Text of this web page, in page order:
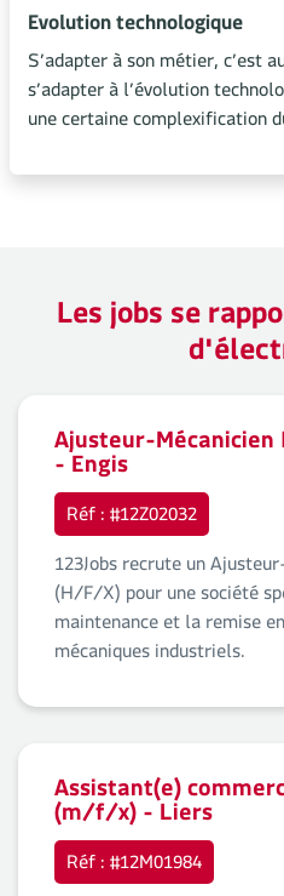
Evolution technologique
S’adapter à son métier, c’est
s’adapter à l’évolution
une certaine complexification
Les jobs se
Ajusteur-
- Engis
Réf : #12Z02032
123Jobs recrute un
(H/F/X) pour une société
maintenance et la remise
mécaniques industriels.
Assistant(e)
(m/f/x) - Liers
Réf : #12M01984